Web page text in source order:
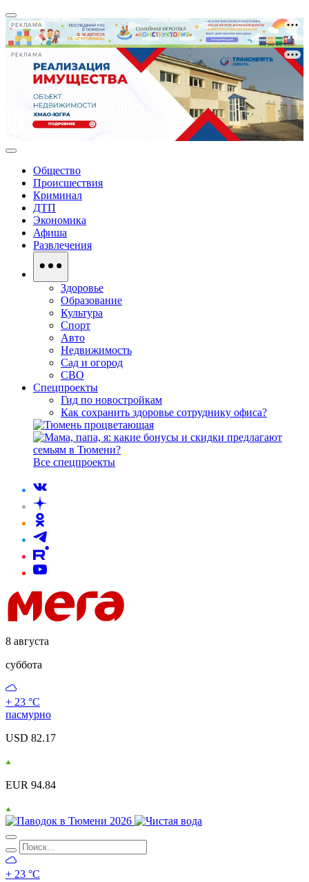
РЕКЛАМА
РЕКЛАМА
Общество
Происшествия
Криминал
ДТП
Экономика
Афиша
Развлечения
Здоровье
Образование
Культура
Спорт
Авто
Недвижимость
Сад и огород
СВО
Спецпроекты
Гид по новостройкам
Как сохранить здоровье сотруднику офиса?
Все спецпроекты
8 августа
суббота
+ 23 °С
пасмурно
USD 82.17
EUR 94.84
+ 23 °С